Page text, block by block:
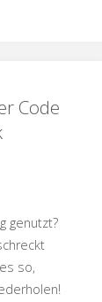
Code
genutzt?
so,